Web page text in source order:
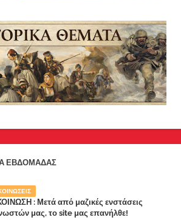
ΕΒΔΟΜΆΔΑΣ
: Μετά από μαζικές ενστάσεις
μας, το site μας επανήλθε!